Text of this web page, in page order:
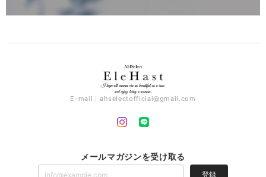
E-mail： ahselectofficial@gmail.com
メールマガジンを受け取る
登録